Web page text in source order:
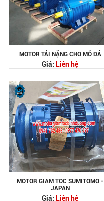
MOTOR TẢI NẶNG CHO MỎ ĐÁ
Giá: Liên hệ
MOTOR GIAM TOC SUMITOMO -
JAPAN
Giá: Liên hệ